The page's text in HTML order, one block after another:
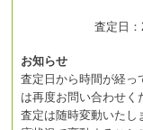
査定日
お知らせ
査定日から時間が経っ
は再度お問い合わせく
査定は随時変動いたし